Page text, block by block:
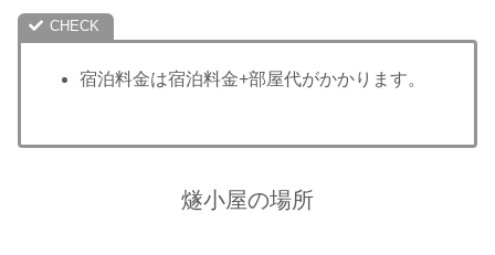
宿泊料金は宿泊料金+部屋代がかかります。
燧小屋の場所